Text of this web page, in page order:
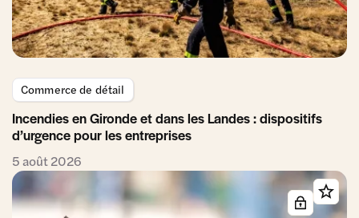
Commerce de détail
Incendies en Gironde et dans les Landes : dispositifs
d’urgence pour les entreprises
5 août 2026